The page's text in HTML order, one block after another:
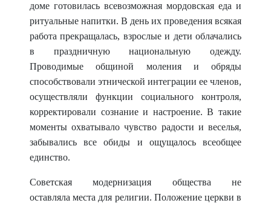
доме готовилась всевозможная мордовская еда и
ритуальные напитки. В день их проведения всякая
работа прекращалась, взрослые и дети облачались
в праздничную национальную одежду.
Проводимые общиной моления и обряды
способствовали этнической интеграции ее членов,
осуществляли функции социального контроля,
корректировали сознание и настроение. В такие
моменты охватывало чувство радости и веселья,
забывались все обиды и ощущалось всеобщее
единство.
Советская модернизация общества не
оставляламеста для религии. Положение церкви в